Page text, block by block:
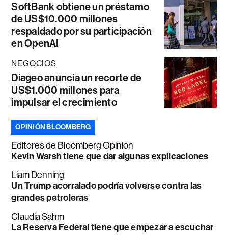
SoftBank obtiene un préstamo
de US$10.000 millones
respaldado por su participación
en OpenAI
NEGOCIOS
Diageo anuncia un recorte de
US$1.000 millones para
impulsar el crecimiento
OPINIÓN BLOOMBERG
Editores de Bloomberg Opinion
Kevin Warsh tiene que dar algunas explicaciones
Liam Denning
Un Trump acorralado podría volverse contra las
grandes petroleras
Claudia Sahm
La Reserva Federal tiene que empezar a escuchar